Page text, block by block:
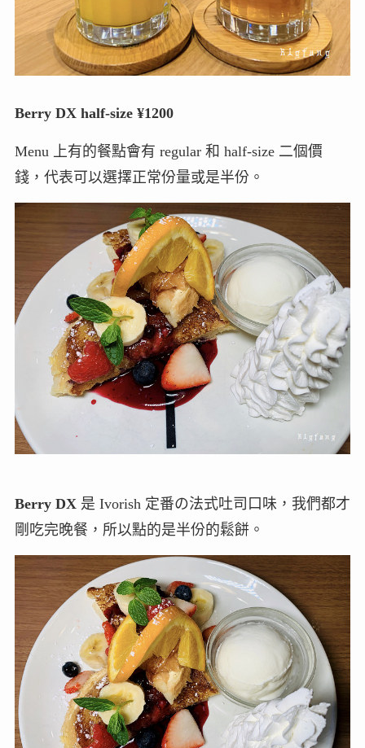
Berry DX half-size ¥1200
Menu 上有的餐點會有 regular 和 half-size 二個價
錢，代表可以選擇正常份量或是半份。
Berry DX 是 Ivorish 定番の法式吐司口味，我們都才
剛吃完晚餐，所以點的是半份的鬆餅。